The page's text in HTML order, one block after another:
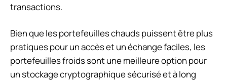
transactions.
Bien que les portefeuilles chauds puissent être plus
pratiques pour un accès et un échange faciles, les
portefeuilles froids sont une meilleure option pour
un stockage cryptographique sécurisé et à long